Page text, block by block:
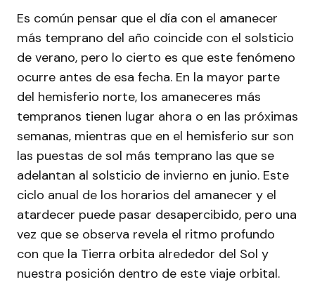
Es común pensar que el día con el amanecer
más temprano del año coincide con el solsticio
de verano, pero lo cierto es que este fenómeno
ocurre antes de esa fecha. En la mayor parte
del hemisferio norte, los amaneceres más
tempranos tienen lugar ahora o en las próximas
semanas, mientras que en el hemisferio sur son
las puestas de sol más temprano las que se
adelantan al solsticio de invierno en junio. Este
ciclo anual de los horarios del amanecer y el
atardecer puede pasar desapercibido, pero una
vez que se observa revela el ritmo profundo
con que la Tierra orbita alrededor del Sol y
nuestra posición dentro de este viaje orbital.